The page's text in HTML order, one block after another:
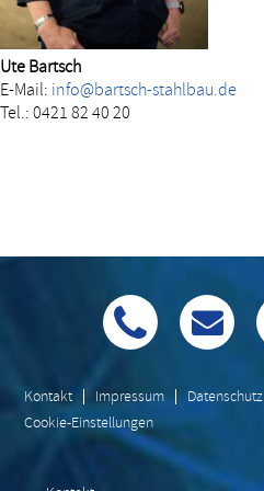
Ute Bartsch
E-Mail: info@bartsch-stahlbau.de
Tel.: 0421 82 40 20
Kontakt Impressum Datenschutz
Cookie-Einstellungen